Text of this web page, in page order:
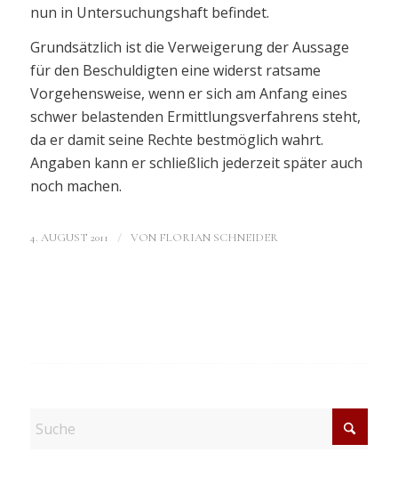
nun in Untersuchungshaft befindet.
Grundsätzlich ist die Verweigerung der Aussage
für den Beschuldigten eine widerst ratsame
Vorgehensweise, wenn er sich am Anfang eines
schwer belastenden Ermittlungsverfahrens steht,
da er damit seine Rechte bestmöglich wahrt.
Angaben kann er schließlich jederzeit später auch
noch machen.
4. AUGUST 2011 / VON FLORIAN SCHNEIDER